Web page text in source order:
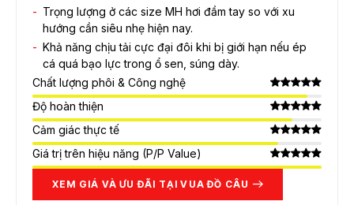
Trọng lượng ở các size MH hơi đầm tay so với xu
hướng cần siêu nhẹ hiện nay.
Khả năng chịu tải cực đại đôi khi bị giới hạn nếu ép
cá quá bạo lực trong ổ sen, súng dày.
Chất lượng phôi & Công nghệ
Độ hoàn thiện
Cảm giác thực tế
Giá trị trên hiệu năng (P/P Value)
XEM GIÁ VÀ ƯU ĐÃI TẠI VUA ĐỒ CÂU